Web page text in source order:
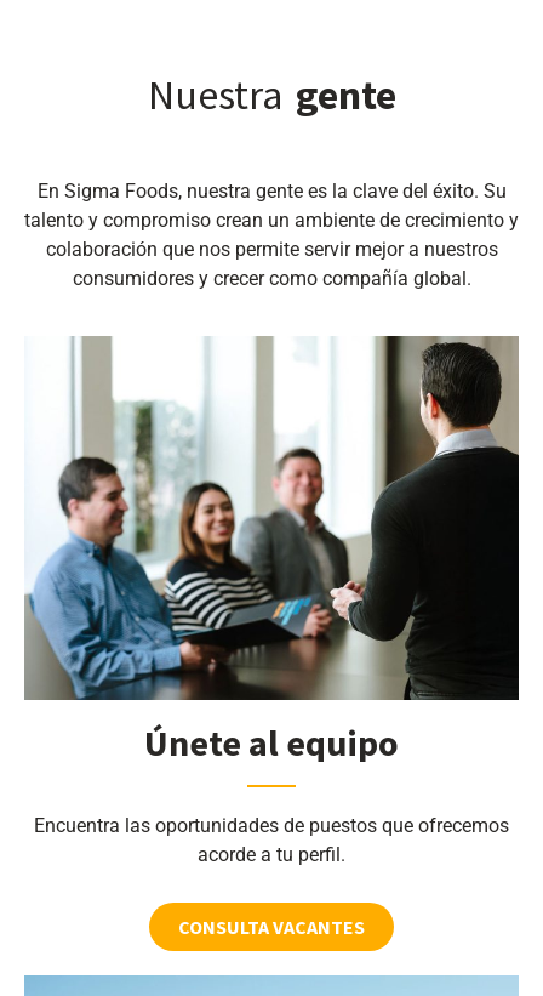
Nuestra gente
En Sigma Foods, nuestra gente es la clave del éxito. Su
talento y compromiso crean un ambiente de crecimiento y
colaboración que nos permite servir mejor a nuestros
consumidores y crecer como compañía global.
Únete al equipo
Encuentra las oportunidades de puestos que ofrecemos
acorde a tu perfil.
CONSULTA VACANTES